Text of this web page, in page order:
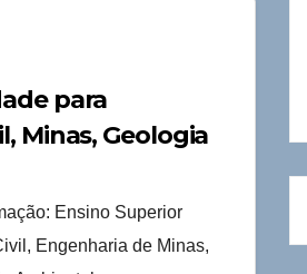
para
Minas, Geologia
Ensino Superior
Engenharia de Minas,